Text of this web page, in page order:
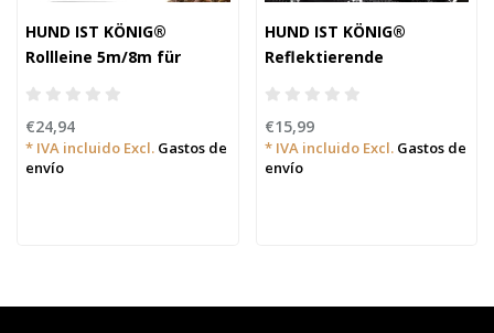
HUND IST KÖNIG®
Rollleine 5m/8m für
kleine & große Hunde
€24,94
* IVA incluido Excl. Gastos de
envío
HUND IST KÖNIG®
Reflektierende
Hundeleine - 1,5m (10-
20kg)
€15,99
* IVA incluido Excl. Gastos de
envío